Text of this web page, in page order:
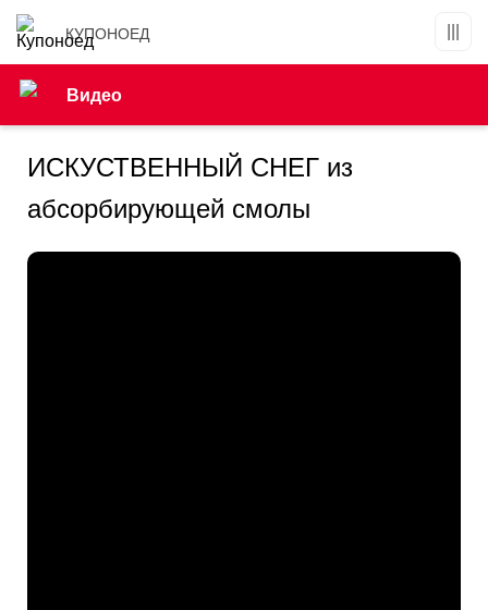
КУПОНОЕД
Видео
ИСКУСТВЕННЫЙ СНЕГ из
абсорбирующей смолы